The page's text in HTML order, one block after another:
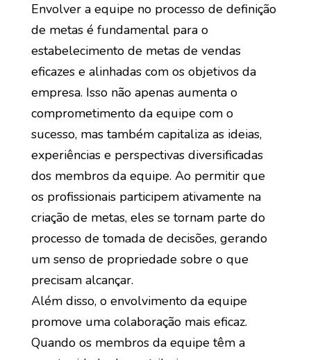
Envolver a equipe no processo de definição
de metas é fundamental para o
estabelecimento de metas de vendas
eficazes e alinhadas com os objetivos da
empresa. Isso não apenas aumenta o
comprometimento da equipe com o
sucesso, mas também capitaliza as ideias,
experiências e perspectivas diversificadas
dos membros da equipe. Ao permitir que
os profissionais participem ativamente na
criação de metas, eles se tornam parte do
processo de tomada de decisões, gerando
um senso de propriedade sobre o que
precisam alcançar.
Além disso, o envolvimento da equipe
promove uma colaboração mais eficaz.
Quando os membros da equipe têm a